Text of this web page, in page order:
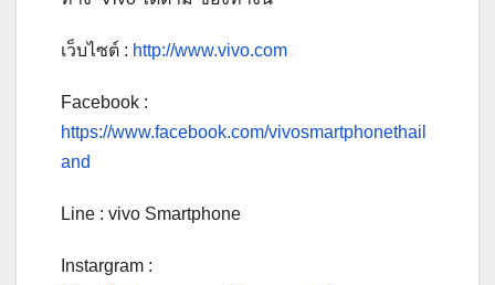
เว็บไซต์ : http://www.vivo.com
Facebook :
https://www.facebook.com/vivosmartphonethail
and
Line : vivo Smartphone
Instargram :